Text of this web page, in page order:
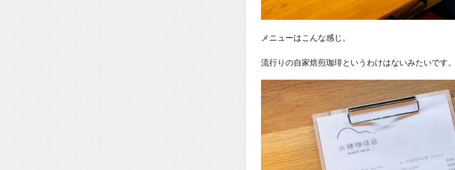
メニューはこんな感じ。
流行りの自家焙煎珈琲というわけはないみたいです